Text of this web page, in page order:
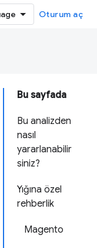
Oturum aç
Bu sayfada
Bu analizden
nasıl
yararlanabilir
siniz?
Yığına özel
rehberlik
Magento